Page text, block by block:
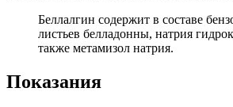
Беллалгин содержит в составе
листьев белладонны, натрия
также метамизол натрия.
Показания